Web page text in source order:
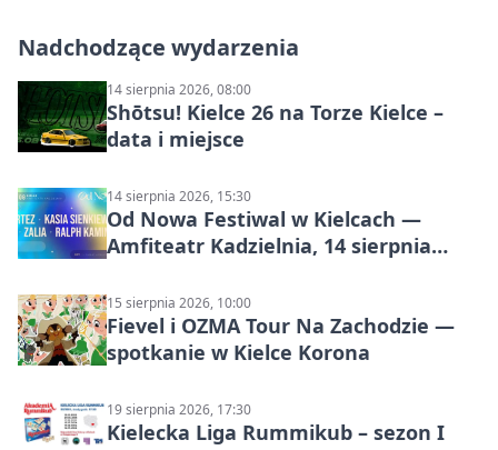
Nadchodzące wydarzenia
14 sierpnia 2026, 08:00
Shōtsu! Kielce 26 na Torze Kielce –
data i miejsce
14 sierpnia 2026, 15:30
Od Nowa Festiwal w Kielcach —
Amfiteatr Kadzielnia, 14 sierpnia
15 sierpnia 2026, 10:00
Fievel i OZMA Tour Na Zachodzie —
spotkanie w Kielce Korona
19 sierpnia 2026, 17:30
Kielecka Liga Rummikub – sezon I